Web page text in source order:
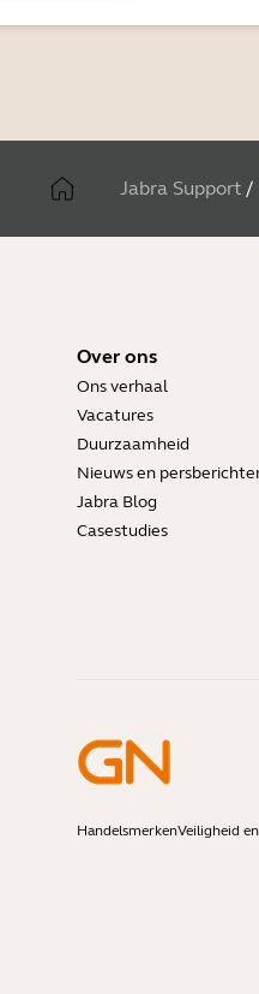
Jabra Support /
Over ons
Ons verhaal
Vacatures
Duurzaamheid
Nieuws en
Jabra Blog
Casestudies
HandelsmerkenVeiligheid